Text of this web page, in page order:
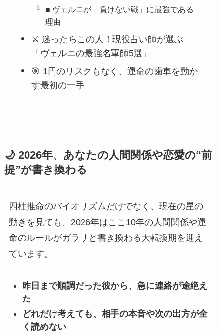
■ ヴェルニが「負けない戦」に最強である
理由
⚔️ 迷ったらこの人！現役占い師が選ぶ
「ヴェルニの最強名軍師5選」
🎯 1円のリスクもなく、運命の歯車を動か
す最初の一手
🌙 2026年、あなたの人間関係や恋愛の“前
提”が書き換わる
四柱推命のバイオリズムだけでなく、現在の星の
動きを見ても、2026年はここ10年の人間関係や運
命のルールがガラリと書き換わる大転換期を迎え
ています。
昨日まで順調だった彼から、急に連絡が途絶え
た
どれだけ考えても、相手の本音や次の出方が全
く読めない